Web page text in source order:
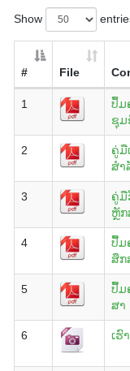
Show
# File
1
ປຶ້ມ
ຊຸມ
2
ຄູ່ມື
ສຳ
3
ຄູ່ມື
ຫຼັກ
4
ປື້້ມ
ສຶກ
5
ປື້້ມ
ສາ
6 ເຮົ